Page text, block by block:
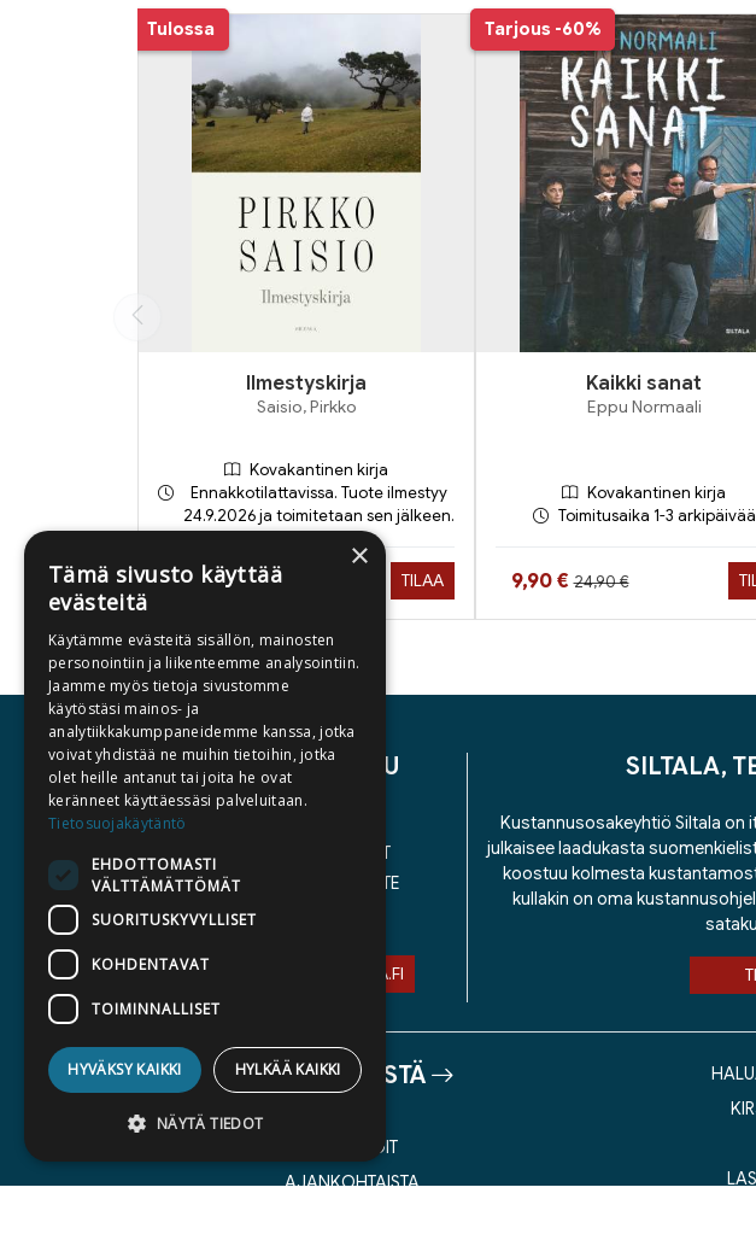
Tuoteluettelon alku
Tulossa
Ilmestyskirja
Saisio, Pirkko
Kovakantinen kirja
Ennakkotilattavissa. Tuote ilmestyy
24.9.2026 ja toimitetaan sen jälkeen.
Hinta nyt
28,90 € TILAA
Tarjous -60%
Kaikki sanat
Eppu Normaali
Kovakantinen kirja
Toimitusaika 1-3 arkipäivää
Hinta nyt
9,90 €Hinta aiemmin
24,90 €
Tuoteluettelon loppu
ASIAKASPALVELU
YLEISET TOIMITUSEHDOT
SAAVUTETTAVUUSSELOSTE
TIETOSUOJASELOSTE
ASIAKASPALVELU@STORIA.FI
SILTALA,
Kustannusosakeyhtiö Siltala on
julkaisee laadukasta
koostuu kolmesta
kullakin on oma
TIETOA MEISTÄ
KATALOGIT
AJANKOHTAISTA
×
Tämä sivusto käyttää
evästeitä
Käytämme evästeitä sisällön, mainosten
personointiin ja liikenteemme analysointiin.
Jaamme myös tietoja sivustomme
käytöstäsi mainos- ja
analytiikkakumppaneidemme kanssa, jotka
voivat yhdistää ne muihin tietoihin, jotka
olet heille antanut tai joita he ovat
keränneet käyttäessäsi palveluitaan.
Tietosuojakäytäntö
EHDOTTOMASTI
VÄLTTÄMÄTTÖMÄT
SUORITUSKYVYLLISET
KOHDENTAVAT
TOIMINNALLISET
HYVÄKSY KAIKKI HYLKÄÄ KAIKKI
NÄYTÄ TIEDOT